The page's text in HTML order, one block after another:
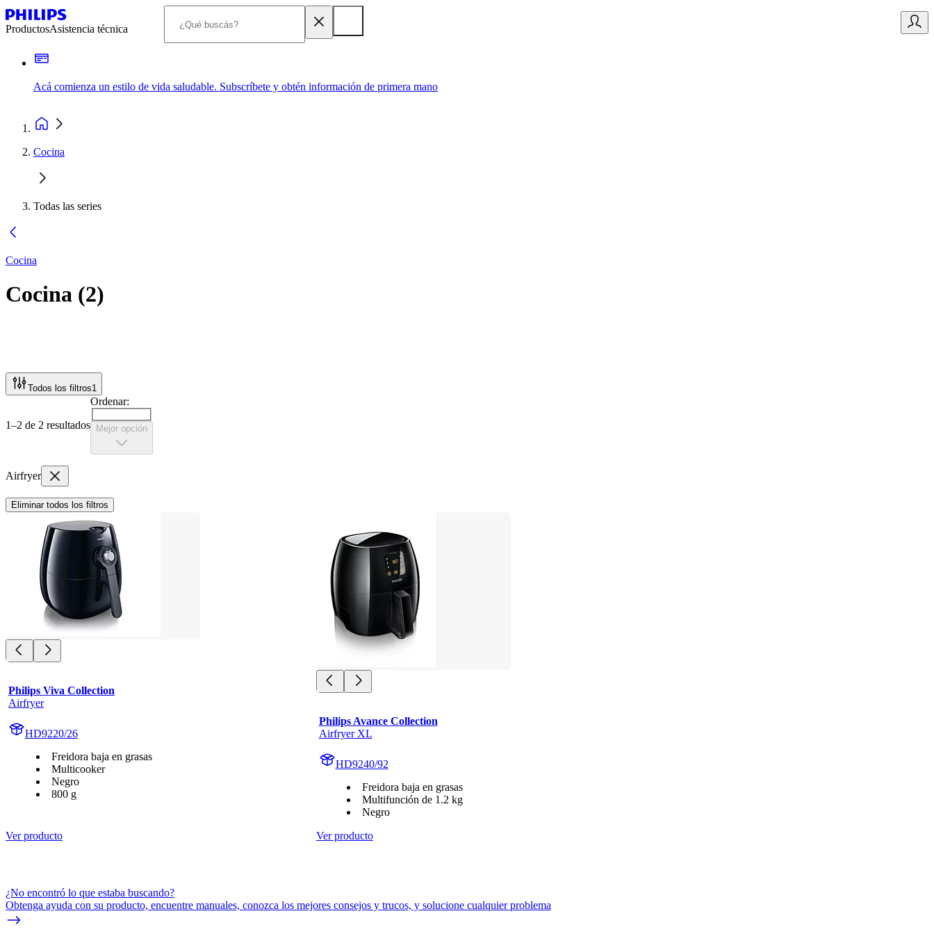
ProductosAsistencia técnica
Acá comienza un estilo de vida saludable. Subscríbete y obtén información de primera mano
Cocina
Todas las series
Cocina
Cocina (2)
Todos los filtros1
1–2 de 2 resultados
Ordenar:
Mejor opción
Airfryer
Eliminar todos los filtros
Philips Viva Collection
Airfryer
HD9220/26
Freidora baja en grasas
Multicooker
Negro
800 g
Ver producto
Philips Avance Collection
Airfryer XL
HD9240/92
Freidora baja en grasas
Multifunción de 1.2 kg
Negro
Ver producto
¿No encontró lo que estaba buscando?
Obtenga ayuda con su producto, encuentre manuales, conozca los mejores consejos y trucos, y solucione cualquier problema